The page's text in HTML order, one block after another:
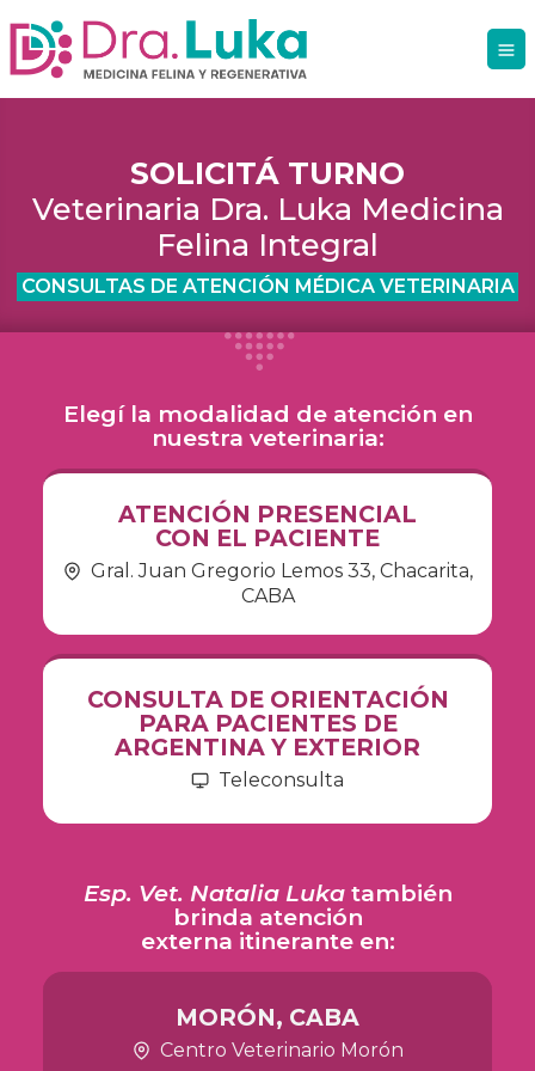
SOLICITÁ TURNO
Veterinaria Dra. Luka Medicina
Felina Integral
CONSULTAS DE ATENCIÓN MÉDICA VETERINARIA
Elegí la modalidad de atención en
nuestra veterinaria:
ATENCIÓN PRESENCIAL
CON EL PACIENTE
Gral. Juan Gregorio Lemos 33, Chacarita,
CABA
CONSULTA DE ORIENTACIÓN
PARA PACIENTES DE
ARGENTINA Y EXTERIOR
Teleconsulta
Esp. Vet. Natalia Lukatambién
brinda atención
externa itinerante en:
MORÓN, CABA
Centro Veterinario Morón